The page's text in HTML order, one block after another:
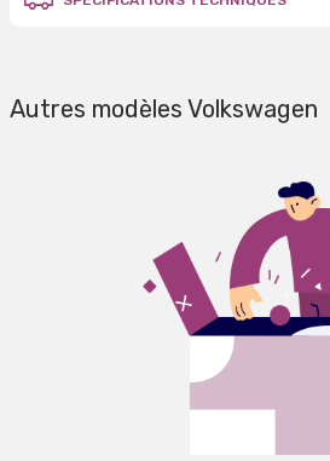
Autres modèles Volkswagen